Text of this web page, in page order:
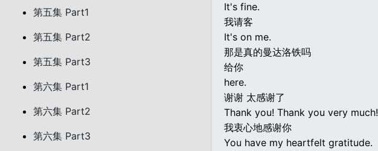
第五集 Part1
第五集 Part2
第五集 Part3
第六集 Part1
第六集 Part2
第六集 Part3
It's fine.
我请客
It's on me.
那是真的曼达洛铁吗
给你
here.
谢谢 太感谢了
Thank you! Thank you very much!
我衷心地感谢你
You have my heartfelt gratitude.